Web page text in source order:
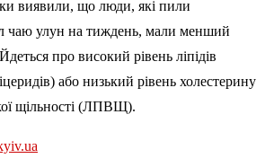
виявили, що люди, які пили
чаю улун на тиждень, мали менший
про високий рівень ліпідів
або низький рівень холестерину
щільності (ЛПВЩ).